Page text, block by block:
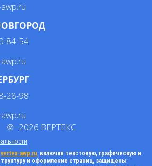
84-54
28-98
© 2026 ВЕРТЕКС
vertex-awp.ru, включая текстовую, графическую и
и оформление страниц, защищены